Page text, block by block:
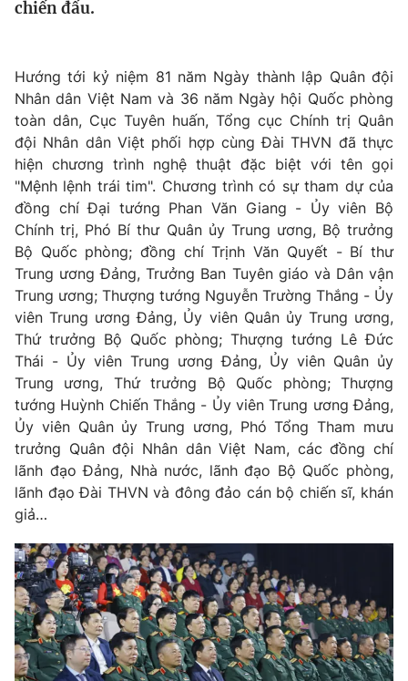
Phim VTV
Hậu trường
Nhân vật
Khán giả
Giải sao mai
Giải trí
Điện ảnh
Âm nhạc
Sao
Đời sống
Du lịch
Làm đẹp
Chất lượng cuộc sống
Giáo dục
Tuyển sinh
Học trực tuyến
Công nghệ
Hitech Công nghệ tương lai
Sản phẩm
Thị trường
Tư vấn
Giao lưu trực tuyến
Lịch phát sóng
Chuyên mục khác
Emagazine Podcast
Photo Infographic
Video Shorts video
VTV Money VTV Thể thao
VTV Sức khoẻ Bất động sản
chiến đấu.
Hướng tới kỷ niệm 81 năm Ngày thành lập Quân đội
Nhân dân Việt Nam và 36 năm Ngày hội Quốc phòng
toàn dân, Cục Tuyên huấn, Tổng cục Chính trị Quân
đội Nhân dân Việt phối hợp cùng Đài THVN đã thực
hiện chương trình nghệ thuật đặc biệt với tên gọi
"Mệnh lệnh trái tim". Chương trình có sự tham dự của
đồng chí Đại tướng Phan Văn Giang - Ủy viên Bộ
Chính trị, Phó Bí thư Quân ủy Trung ương, Bộ trưởng
Bộ Quốc phòng; đồng chí Trịnh Văn Quyết - Bí thư
Trung ương Đảng, Trưởng Ban Tuyên giáo và Dân vận
Trung ương; Thượng tướng Nguyễn Trường Thắng - Ủy
viên Trung ương Đảng, Ủy viên Quân ủy Trung ương,
Thứ trưởng Bộ Quốc phòng; Thượng tướng Lê Đức
Thái - Ủy viên Trung ương Đảng, Ủy viên Quân ủy
Trung ương, Thứ trưởng Bộ Quốc phòng; Thượng
tướng Huỳnh Chiến Thắng - Ủy viên Trung ương Đảng,
Ủy viên Quân ủy Trung ương, Phó Tổng Tham mưu
trưởng Quân đội Nhân dân Việt Nam, các đồng chí
lãnh đạo Đảng, Nhà nước, lãnh đạo Bộ Quốc phòng,
lãnh đạo Đài THVN và đông đảo cán bộ chiến sĩ, khán
giả…